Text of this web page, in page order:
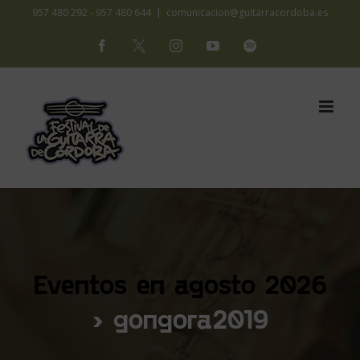
contenido
957 480 292 - 957 480 644 | comunicacion@guitarracordoba.es
Facebook
X InstagramYouTubeSpotify
Eventos en agosto 2026
› gongora2019